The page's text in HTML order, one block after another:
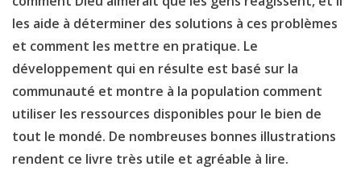
les aide à déterminer des solutions à ces problèmes
et comment les mettre en pratique. Le
développement qui en résulte est basé sur la
communauté et montre à la population comment
utiliser les ressources disponibles pour le bien de
tout le mondé. De nombreuses bonnes illustrations
rendent ce livre très utile et agréable à lire.